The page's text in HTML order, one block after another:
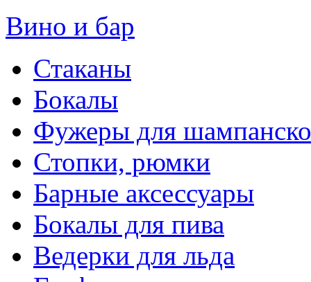
Вино и бар
Стаканы
Бокалы
Фужеры для
Стопки, рюмки
Барные аксессуары
Бокалы для пива
Ведерки для льда